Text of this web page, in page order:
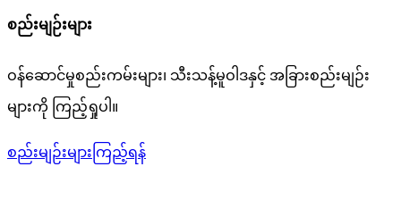
စည်းမျဉ်းများ
ဝန်ဆောင်မှုစည်းကမ်းများ၊ သီးသန့်မူဝါဒနှင့် အခြားစည်းမျဉ်း
များကို ကြည့်ရှုပါ။
စည်းမျဉ်းများကြည့်ရန်